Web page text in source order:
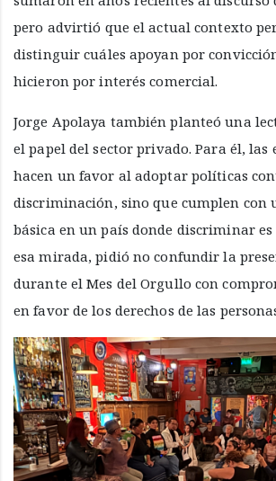
pero advirtió que el actual contexto
distinguir cuáles apoyan por
hicieron por interés comercial.
Jorge Apolaya también planteó una
el papel del sector privado. Para él, las
hacen un favor al adoptar políticas
discriminación, sino que cumplen con
básica en un país donde discriminar es
esa mirada, pidió no confundir la
durante el Mes del Orgullo con
en favor de los derechos de las